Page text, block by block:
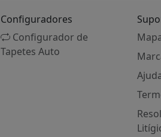
Configuradores
Configurador de
Tapetes Auto